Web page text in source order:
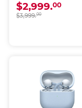
$2,999.00
$3,999.00